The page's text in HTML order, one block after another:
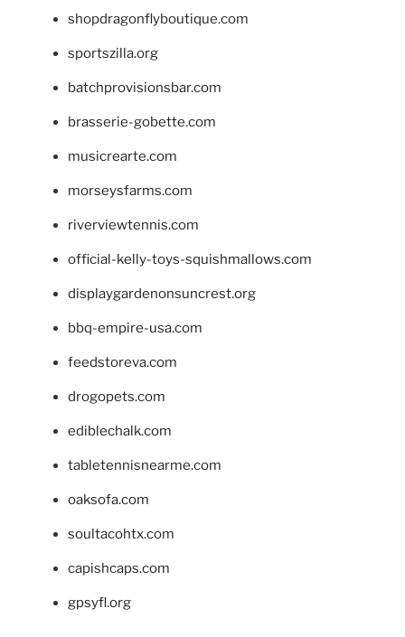
shopdragonflyboutique.com
sportszilla.org
batchprovisionsbar.com
brasserie-gobette.com
musicrearte.com
morseysfarms.com
riverviewtennis.com
official-kelly-toys-squishmallows.com
displaygardenonsuncrest.org
bbq-empire-usa.com
feedstoreva.com
drogopets.com
ediblechalk.com
tabletennisnearme.com
oaksofa.com
soultacohtx.com
capishcaps.com
gpsyfl.org